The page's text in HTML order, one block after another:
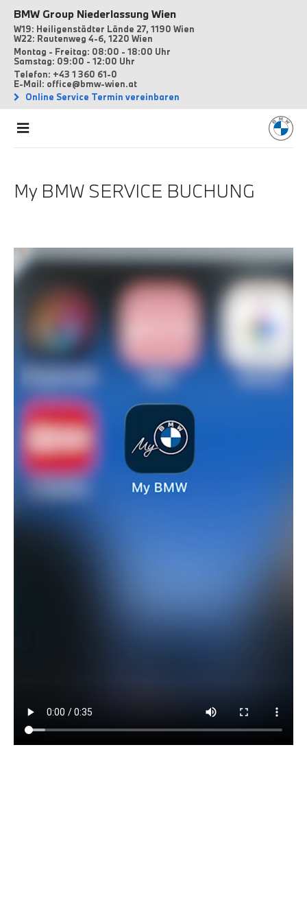
BMW Group Niederlassung Wien
W19: Heiligenstädter Lände 27, 1190 Wien
W22: Rautenweg 4-6, 1220 Wien
Montag - Freitag: 08:00 - 18:00 Uhr
Samstag: 09:00 - 12:00 Uhr
Telefon: +43 1 360 61-0
E-Mail: office@bmw-wien.at
Online Service Termin vereinbaren
My BMW SERVICE BUCHUNG